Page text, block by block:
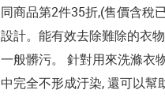
同商品第2件35折,(售價含稅
設計。能有效去除難除的衣
一般髒污。 針對用來洗滌衣
中完全不形成汙染, 還可以幫